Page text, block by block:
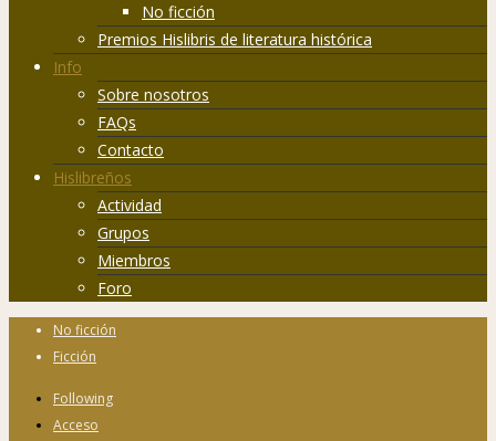
No ficción
Premios Hislibris de literatura histórica
Info
Sobre nosotros
FAQs
Contacto
Hislibreños
Actividad
Grupos
Miembros
Foro
No ficción
Ficción
Following
Acceso